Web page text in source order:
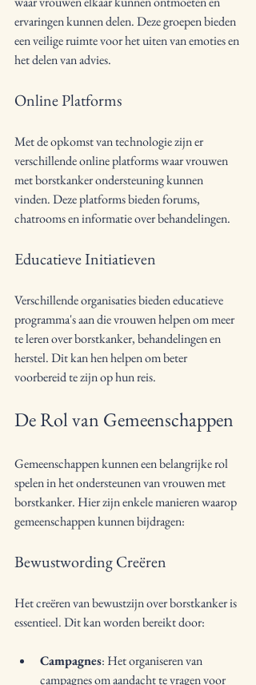
ervaringen kunnen delen. Deze groepen bieden
een veilige ruimte voor het uiten van emoties en
het delen van advies.
Online Platforms
Met de opkomst van technologie zijn er
verschillende online platforms waar vrouwen
met borstkanker ondersteuning kunnen
vinden. Deze platforms bieden forums,
chatrooms en informatie over behandelingen.
Educatieve Initiatieven
Verschillende organisaties bieden educatieve
programma's aan die vrouwen helpen om meer
te leren over borstkanker, behandelingen en
herstel. Dit kan hen helpen om beter
voorbereid te zijn op hun reis.
De Rol van Gemeenschappen
Gemeenschappen kunnen een belangrijke rol
spelen in het ondersteunen van vrouwen met
borstkanker. Hier zijn enkele manieren waarop
gemeenschappen kunnen bijdragen:
Bewustwording Creëren
Het creëren van bewustzijn over borstkanker is
essentieel. Dit kan worden bereikt door:
Campagnes: Het organiseren van
campagnes om aandacht te vragen voor